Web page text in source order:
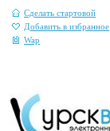
Сделать стартовой
Добавить в избранное
Wap